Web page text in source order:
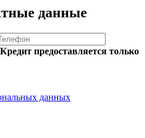
данные
предоставляется только
данных